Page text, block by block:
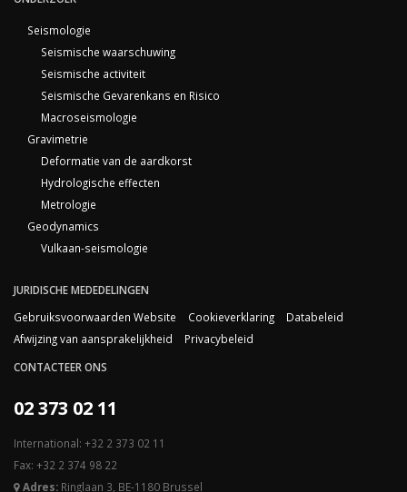
Seismologie
Seismische waarschuwing
Seismische activiteit
Seismische Gevarenkans en Risico
Macroseismologie
Gravimetrie
Deformatie van de aardkorst
Hydrologische effecten
Metrologie
Geodynamics
Vulkaan-seismologie
JURIDISCHE MEDEDELINGEN
Gebruiksvoorwaarden Website
Cookieverklaring
Databeleid
Afwijzing van aansprakelijkheid
Privacybeleid
CONTACTEER ONS
02 373 02 11
International: +32 2 373 02 11
Fax: +32 2 374 98 22
Adres: Ringlaan 3, BE-1180 Brussel